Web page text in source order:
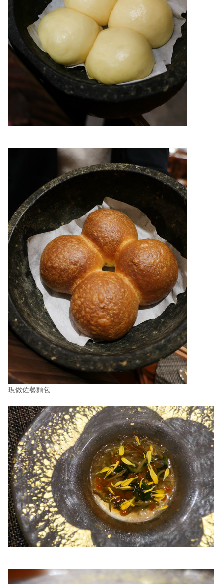
現做佐餐麵包